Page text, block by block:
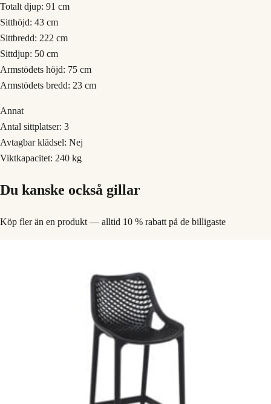
Totalt djup: 91 cm
Sitthöjd: 43 cm
Sittbredd: 222 cm
Sittdjup: 50 cm
Armstödets höjd: 75 cm
Armstödets bredd: 23 cm
Annat
Antal sittplatser: 3
Avtagbar klädsel: Nej
Viktkapacitet: 240 kg
Du kanske också gillar
Köp fler än en produkt — alltid 10 % rabatt på de billigaste